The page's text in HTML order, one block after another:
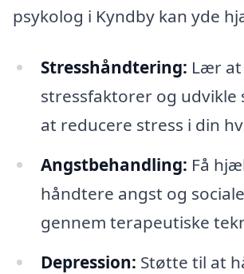
psykolog i Kyndby kan yde
Stresshåndtering: Lær
stressfaktorer og udvikle
at reducere stress i din
Angstbehandling: Få
håndtere angst og
gennem terapeutiske
Depression: Støtte til at